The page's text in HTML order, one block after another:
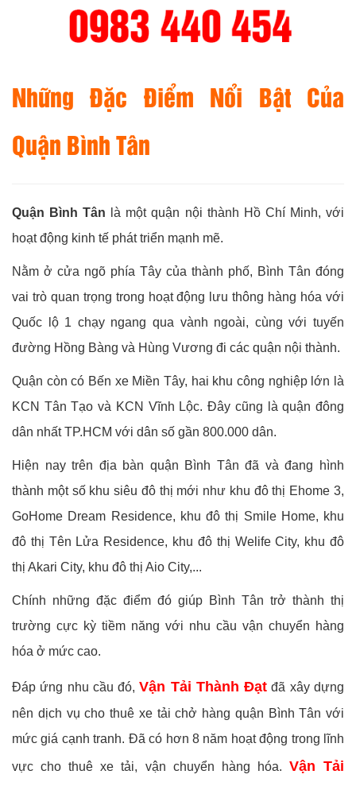
Những Đặc Điểm Nổi Bật Của
Quận Bình Tân
Quận Bình Tân là một quận nội thành Hồ Chí Minh, với
hoạt động kinh tế phát triển mạnh mẽ.
Nằm ở cửa ngõ phía Tây của thành phố, Bình Tân đóng
vai trò quan trọng trong hoạt động lưu thông hàng hóa với
Quốc lộ 1 chạy ngang qua vành ngoài, cùng với tuyến
đường Hồng Bàng và Hùng Vương đi các quận nội thành.
Quận còn có Bến xe Miền Tây, hai khu công nghiệp lớn là
KCN Tân Tạo và KCN Vĩnh Lộc. Đây cũng là quận đông
dân nhất TP.HCM với dân số gần 800.000 dân.
Hiện nay trên địa bàn quận Bình Tân đã và đang hình
thành một số khu siêu đô thị mới như khu đô thị Ehome 3,
GoHome Dream Residence, khu đô thị Smile Home, khu
đô thị Tên Lửa Residence, khu đô thị Welife City, khu đô
thị Akari City, khu đô thị Aio City,...
Chính những đặc điểm đó giúp Bình Tân trở thành thị
trường cực kỳ tiềm năng với nhu cầu vận chuyển hàng
hóa ở mức cao.
Đáp ứng nhu cầu đó,Vận Tải Thành Đạt đã xây dựng
nên dịch vụ cho thuê xe tải chở hàng quận Bình Tân với
mức giá cạnh tranh. Đã có hơn 8 năm hoạt động trong lĩnh
vực cho thuê xe tải, vận chuyển hàng hóa. Vận Tải